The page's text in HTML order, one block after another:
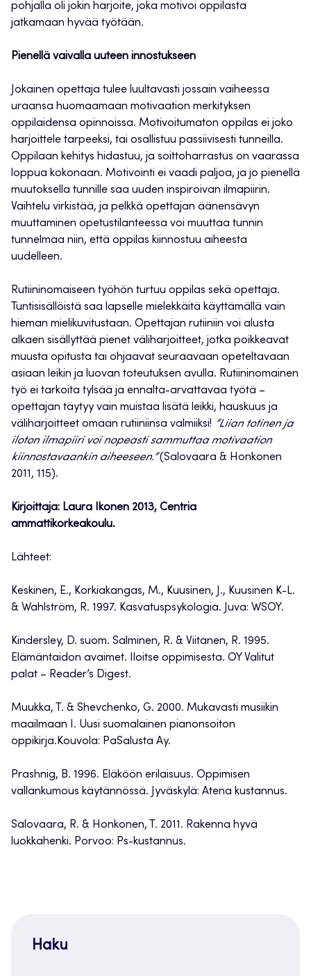
pohjalla oli jokin harjoite, joka motivoi oppilasta
jatkamaan hyvää työtään.
Pienellä vaivalla uuteen innostukseen
Jokainen opettaja tulee luultavasti jossain vaiheessa
uraansa huomaamaan motivaation merkityksen
oppilaidensa opinnoissa. Motivoitumaton oppilas ei joko
harjoittele tarpeeksi, tai osallistuu passiivisesti tunneilla.
Oppilaan kehitys hidastuu, ja soittoharrastus on vaarassa
loppua kokonaan. Motivointi ei vaadi paljoa, ja jo pienellä
muutoksella tunnille saa uuden inspiroivan ilmapiirin.
Vaihtelu virkistää, ja pelkkä opettajan äänensävyn
muuttaminen opetustilanteessa voi muuttaa tunnin
tunnelmaa niin, että oppilas kiinnostuu aiheesta
uudelleen.
Rutiininomaiseen työhön turtuu oppilas sekä opettaja.
Tuntisisällöistä saa lapselle mielekkäitä käyttämällä vain
hieman mielikuvitustaan. Opettajan rutiiniin voi alusta
alkaen sisällyttää pienet väliharjoitteet, jotka poikkeavat
muusta opitusta tai ohjaavat seuraavaan opeteltavaan
asiaan leikin ja luovan toteutuksen avulla. Rutiininomainen
työ ei tarkoita tylsää ja ennalta-arvattavaa työtä –
opettajan täytyy vain muistaa lisätä leikki, hauskuus ja
väliharjoitteet omaan rutiiniinsa valmiiksi! ”Liian totinen ja
iloton ilmapiiri voi nopeasti sammuttaa motivaation
kiinnostavaankin aiheeseen.”(Salovaara & Honkonen
2011, 115).
Kirjoittaja: Laura Ikonen 2013, Centria
ammattikorkeakoulu.
Lähteet:
Keskinen, E., Korkiakangas, M., Kuusinen, J., Kuusinen K-L.
& Wahlström, R. 1997. Kasvatuspsykologia. Juva: WSOY.
Kindersley, D. suom. Salminen, R. & Viitanen, R. 1995.
Elämäntaidon avaimet. Iloitse oppimisesta. OY Valitut
palat – Reader’s Digest.
Muukka, T. & Shevchenko, G. 2000. Mukavasti musiikin
maailmaan I. Uusi suomalainen pianonsoiton
oppikirja.Kouvola: PaSalusta Ay.
Prashnig, B. 1996. Eläköön erilaisuus. Oppimisen
vallankumous käytännössä. Jyväskylä: Atena kustannus.
Salovaara, R. & Honkonen, T. 2011. Rakenna hyvä
luokkahenki. Porvoo: Ps-kustannus.
Haku